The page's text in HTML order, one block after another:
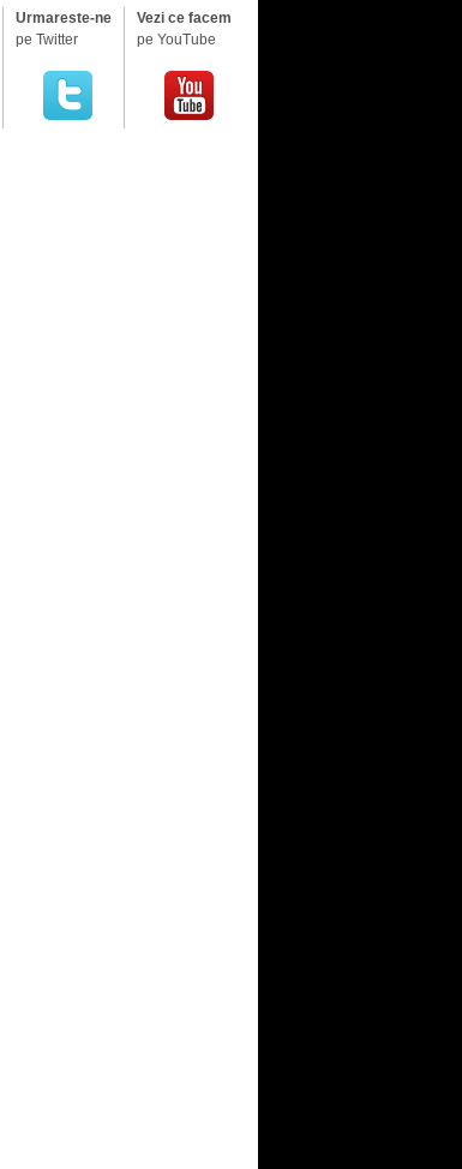
Urmareste-ne
pe Twitter
Vezi ce facem
pe YouTube